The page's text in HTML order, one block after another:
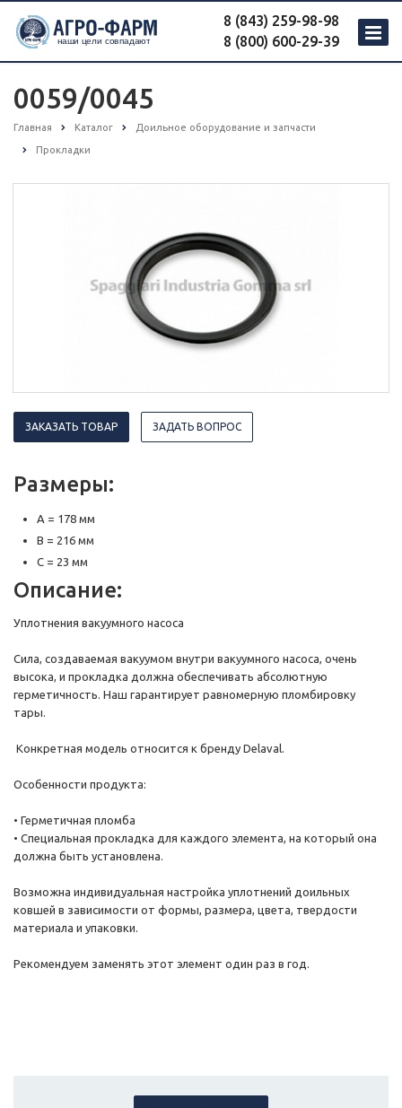
8 (843) 259-98-98
8 (800) 600-29-39
0059/0045
Главная Каталог Доильное оборудование и запчасти
Прокладки
ЗАКАЗАТЬ ТОВАР ЗАДАТЬ ВОПРОС
Размеры:
A = 178 мм
B = 216 мм
C = 23 мм
Описание:
Уплотнения вакуумного насоса
Сила, создаваемая вакуумом внутри вакуумного насоса, очень
высока, и прокладка должна обеспечивать абсолютную
герметичность. Наш гарантирует равномерную пломбировку
тары.
Конкретная модель относится к бренду Delaval.
Особенности продукта:
• Герметичная пломба
• Специальная прокладка для каждого элемента, на который она
должна быть установлена.
Возможна индивидуальная настройка уплотнений доильных
ковшей в зависимости от формы, размера, цвета, твердости
материала и упаковки.
Рекомендуем заменять этот элемент один раз в год.